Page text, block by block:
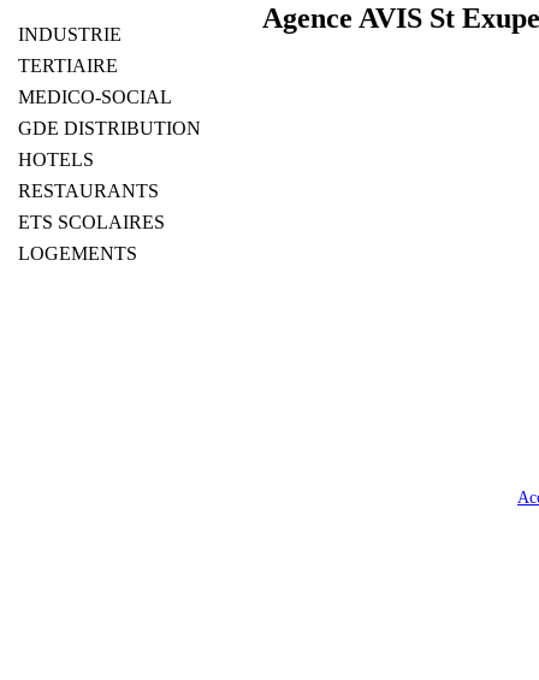
INDUSTRIE
TERTIAIRE
MEDICO-SOCIAL
GDE DISTRIBUTION
HOTELS
RESTAURANTS
ETS SCOLAIRES
LOGEMENTS
Agence AVIS St